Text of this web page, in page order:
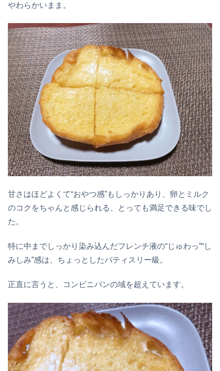
やわらかいまま。
甘さはほどよくて“おやつ感”もしっかりあり、卵とミルク
のコクをちゃんと感じられる、とっても満足できる味でし
た。
特に中までしっかり染み込んだフレンチ液の“じゅわっ”“し
みしみ”感は、ちょっとしたパティスリー級。
正直に言うと、コンビニパンの域を超えています。